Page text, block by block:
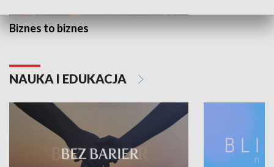
Biznes to biznes
NAUKA I EDUKACJA